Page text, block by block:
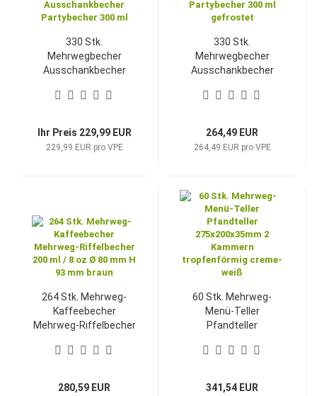
330 Stk.
Mehrwegbecher
Ausschankbecher
Ihr Preis 229,99 EUR
229,99 EUR pro VPE
330 Stk.
Mehrwegbecher
Ausschankbecher
gefrostet
264,49 EUR
264,49 EUR pro VPE
264 Stk. Mehrweg-
Kaffeebecher
Mehrweg-Riffelbecher
H 93 mm braun
280,59 EUR
60 Stk. Mehrweg-
Menü-Teller
Pfandteller
Kammern
weiß
341,54 EUR